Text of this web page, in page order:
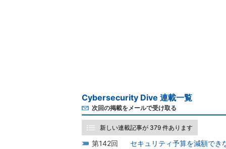
Cybersecurity Dive 連載一覧
次回の掲載をメールで受け取る
新しい連載記事が 379 件あります
142 セキュリティ予算を減額でき